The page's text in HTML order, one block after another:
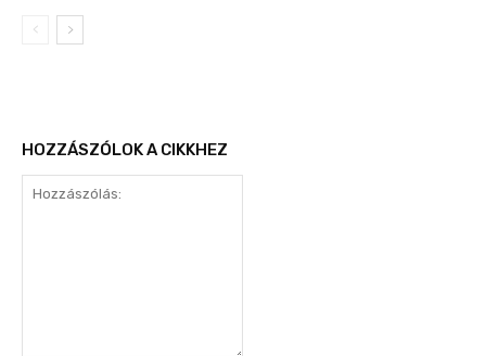
HOZZÁSZÓLOK A CIKKHEZ